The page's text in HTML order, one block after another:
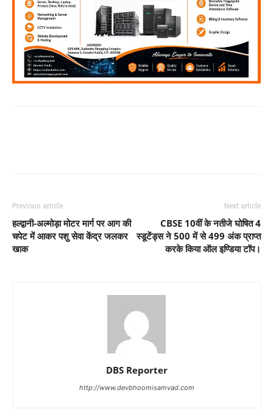
Previous article
हल्द्वानी-अल्मोड़ा मोटर मार्ग पर आग की
चपेट में आकर पशु सेवा केंद्र जलकर
खाक
Next article
CBSE 10वीं के नतीजे घोषित 4
स्डूटेंड्स ने 500 में से 499 अंक प्राप्त
करके किया ऑल इण्डिया टॉप।
DBS Reporter
http://www.devbhoomisamvad.com